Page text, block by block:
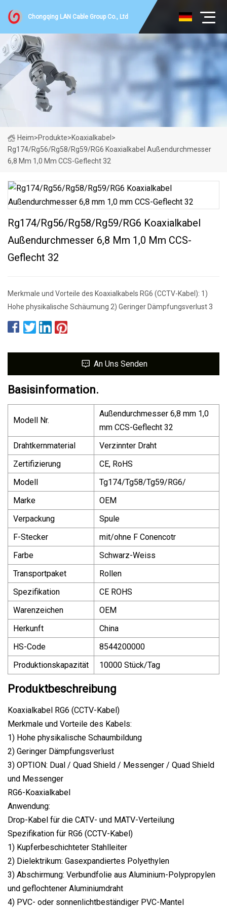
Chongqing LAN Cable Group Co., Ltd
Heim>Produkte>Koaxialkabel >
Rg174/Rg56/Rg58/Rg59/RG6 Koaxialkabel Außendurchmesser
6,8 Mm 1,0 Mm CCS-Geflecht 32
Rg174/Rg56/Rg58/Rg59/RG6 Koaxialkabel
Außendurchmesser 6,8 Mm 1,0 Mm CCS-
Geflecht 32
Merkmale und Vorteile des Koaxialkabels RG6 (CCTV-Kabel): 1)
Hohe physikalische Schäumung 2) Geringer Dämpfungsverlust 3
An Uns Senden
Basisinformation.
Modell Nr.
Außendurchmesser 6,8 mm 1,0
mm CCS-Geflecht 32
Drahtkernmaterial
Verzinnter Draht
Zertifizierung
CE, RoHS
Modell
Tg174/Tg58/Tg59/RG6/
Marke
OEM
Verpackung
Spule
F-Stecker
mit/ohne F Conencotr
Farbe
Schwarz-Weiss
Transportpaket
Rollen
Spezifikation
CE ROHS
Warenzeichen
OEM
Herkunft
China
HS-Code
8544200000
Produktionskapazität
10000 Stück/Tag
Produktbeschreibung
Koaxialkabel RG6 (CCTV-Kabel)
Merkmale und Vorteile des Kabels:
1) Hohe physikalische Schaumbildung
2) Geringer Dämpfungsverlust
3) OPTION: Dual / Quad Shield / Messenger / Quad Shield
und Messenger
RG6-Koaxialkabel
Anwendung:
Drop-Kabel für die CATV- und MATV-Verteilung
Spezifikation für RG6 (CCTV-Kabel)
1) Kupferbeschichteter Stahlleiter
2) Dielektrikum: Gasexpandiertes Polyethylen
3) Abschirmung: Verbundfolie aus Aluminium-Polypropylen
und geflochtener Aluminiumdraht
4) PVC- oder sonnenlichtbeständiger PVC-Mantel